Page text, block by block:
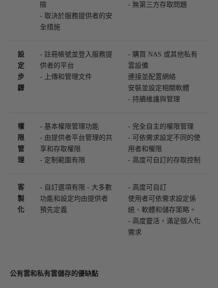
險
- 取決於服務提供者的安
全措施
- 無第三方存取問題
設
定
步
驟
- 註冊帳號並登入服務提
供者的平台
- 上傳和管理文件
- 購買 NAS 或其他私有
雲設備
連接並配置網絡
安裝並設定相關軟體
- 持續維護與管理
權
限
管
理
- 基本權限管理功能
- 由提供者平台管理的共
享和存取權限
- 定制範圍有限
- 完全自主的權限管理
- 可依需求設定不同的使
用者和權限
- 高度可自訂的存取控制
客
製
化
- 自訂選項有限 - 大多數
功能和設定均由提供者
預先定義
- 高度可自訂
使用者可依需求設定係
統、軟體和儲存策略。
- 高度靈活，滿足個人化
需求
公有雲和私有雲儲存的優缺點